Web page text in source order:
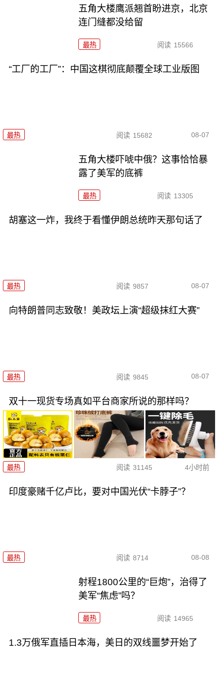
五角大楼鹰派翘首盼进京，北京
连门缝都没给留
最热 阅读 15566
“工厂的工厂”：中国这棋彻底颠覆全球工业版图
最热 阅读 15682 08-07
五角大楼吓唬中俄？这事恰恰暴
露了美军的底裤
最热 阅读 13305
胡塞这一炸，我终于看懂伊朗总统昨天那句话了
最热 阅读 9857 08-07
向特朗普同志致敬！美政坛上演“超级抹红大赛”
最热 阅读 9845 08-07
双十一现货专场真如平台商家所说的那样吗？
最热 阅读 31145 4小时前
印度豪赌千亿卢比，要对中国光伏“卡脖子”？
最热 阅读 8714 08-08
射程1800公里的“巨炮”，治得了
美军“焦虑”吗？
最热 阅读 14965
1.3万俄军直插日本海，美日的双线噩梦开始了